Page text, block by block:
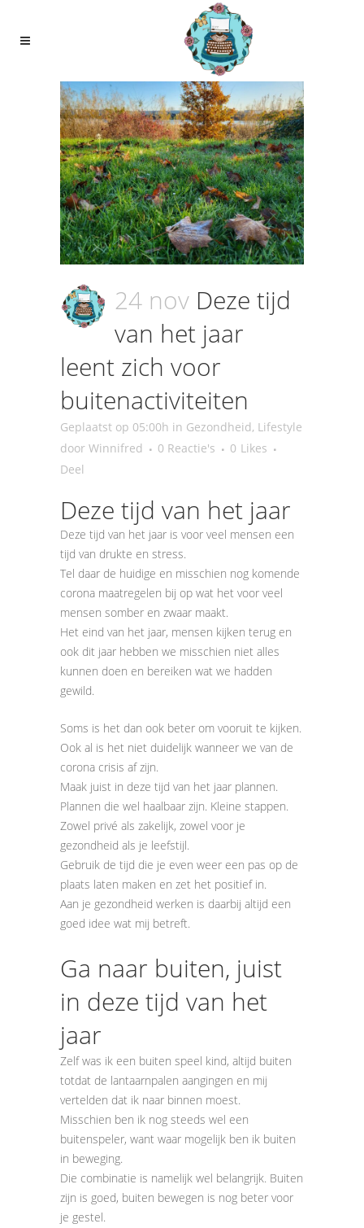
24 nov Deze tijd
van het jaar
leent zich voor
buitenactiviteiten
Geplaatst op 05:00h in Gezondheid, Lifestyle
door Winnifred 0 Reactie's 0 Likes
Deel
Deze tijd van het jaar
Deze tijd van het jaar is voor veel mensen een
tijd van drukte en stress.
Tel daar de huidige en misschien nog komende
corona maatregelen bij op wat het voor veel
mensen somber en zwaar maakt.
Het eind van het jaar, mensen kijken terug en
ook dit jaar hebben we misschien niet alles
kunnen doen en bereiken wat we hadden
gewild.
Soms is het dan ook beter om vooruit te kijken.
Ook al is het niet duidelijk wanneer we van de
corona crisis af zijn.
Maak juist in deze tijd van het jaar plannen.
Plannen die wel haalbaar zijn. Kleine stappen.
Zowel privé als zakelijk, zowel voor je
gezondheid als je leefstijl.
Gebruik de tijd die je even weer een pas op de
plaats laten maken en zet het positief in.
Aan je gezondheid werken is daarbij altijd een
goed idee wat mij betreft.
Ga naar buiten, juist
in deze tijd van het
jaar
Zelf was ik een buiten speel kind, altijd buiten
totdat de lantaarnpalen aangingen en mij
vertelden dat ik naar binnen moest.
Misschien ben ik nog steeds wel een
buitenspeler, want waar mogelijk ben ik buiten
in beweging.
Die combinatie is namelijk wel belangrijk. Buiten
zijn is goed, buiten bewegen is nog beter voor
je gestel.